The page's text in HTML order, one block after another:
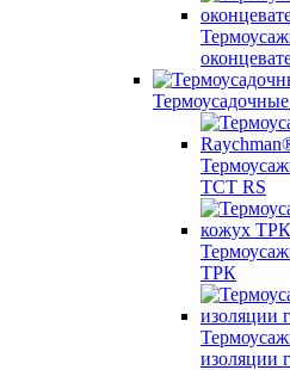
TCT RS
ТРК
изоляции